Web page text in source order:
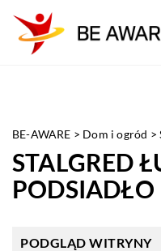
BE-AWARE > Dom i ogród >
STALGRED
PODSIADŁO
PODGLĄD WITRYNY